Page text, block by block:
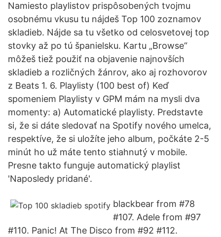
Namiesto playlistov prispôsobených tvojmu
osobnému vkusu tu nájdeš Top 100 zoznamov
skladieb. Nájde sa tu všetko od celosvetovej top
stovky až po tú španielsku. Kartu „Browse“
môžeš tiež použiť na objavenie najnovších
skladieb a rozličných žánrov, ako aj rozhovorov
z Beats 1. 6. Playlisty (100 best of) Keď
spomeniem Playlisty v GPM mám na mysli dva
momenty: a) Automatické playlisty. Predstavte
si, že si dáte sledovať na Spotify nového umelca,
respektíve, že si uložíte jeho album, počkáte 2-5
minút ho už máte tento stiahnutý v mobile.
Presne takto funguje automatický playlist
'Naposledy pridané'.
blackbear from #78
#107. Adele from #97
#110. Panic! At The Disco from #92 #112.